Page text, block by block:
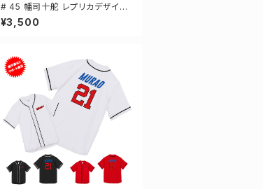
# 45 幡司十舵 レプリカデザイン
3カラー 選手還元 半袖Tシャツ S
-XXXLサイズ 500101
¥3,500